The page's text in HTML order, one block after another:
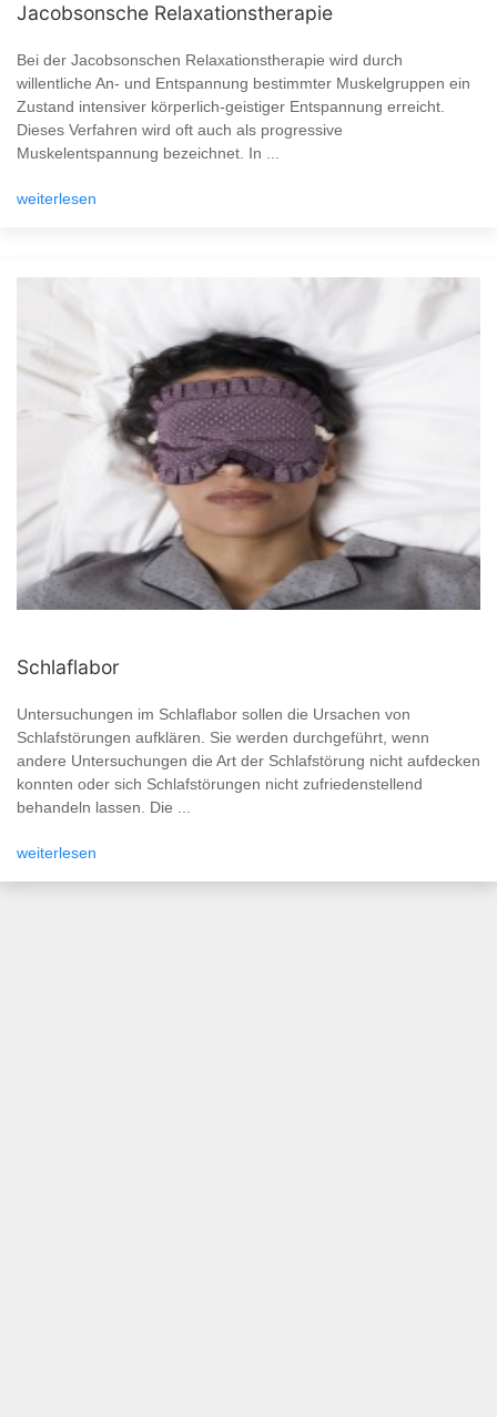
Jacobsonsche Relaxationstherapie
Bei der Jacobsonschen Relaxationstherapie wird durch
willentliche An- und Entspannung bestimmter Muskelgruppen ein
Zustand intensiver körperlich-geistiger Entspannung erreicht.
Dieses Verfahren wird oft auch als progressive
Muskelentspannung bezeichnet. In ...
weiterlesen
Schlaflabor
Untersuchungen im Schlaflabor sollen die Ursachen von
Schlafstörungen aufklären. Sie werden durchgeführt, wenn
andere Untersuchungen die Art der Schlafstörung nicht aufdecken
konnten oder sich Schlafstörungen nicht zufriedenstellend
behandeln lassen. Die ...
weiterlesen